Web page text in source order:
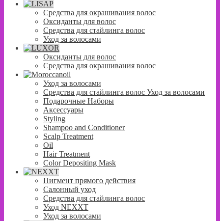
Средства для окрашивания волос
Оксиданты для волос
Средства для стайлинга волос
Уход за волосами
Оксиданты для волос
Средства для окрашивания волос
Уход за волосами
Средства для стайлинга волос Уход за волосами
Подарочные Наборы
Аксессуары
Styling
Shampoo and Conditioner
Scalp Treatment
Oil
Hair Treatment
Color Depositing Mask
Пигмент прямого действия
Салонный уход
Средства для стайлинга волос
Уход NEXXT
Уход за волосами